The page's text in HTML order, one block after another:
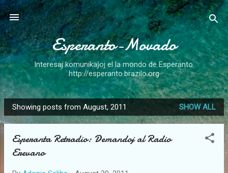
Skip to main content
Esperanto-Movado
Interesaj komunikaĵoj el la mondo de Esperanto.
http://esperanto.brazilo.org
P
o
Showing posts from August, 2011 SHOW ALL
Esperanta Retradio: Demandoj al Radio
Erevano